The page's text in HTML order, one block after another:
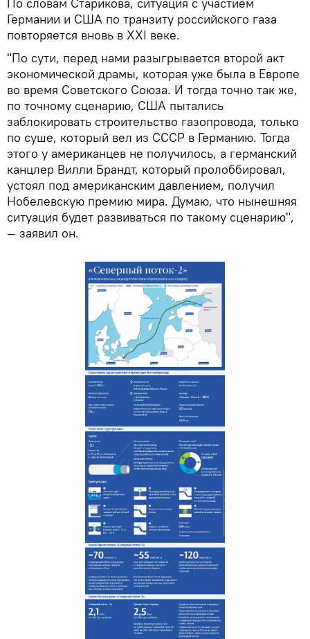
Германии и США по транзиту российского газа
повторяется вновь в XXI веке.
"По сути, перед нами разыгрывается второй акт
экономической драмы, которая уже была в Европе
во время Советского Союза. И тогда точно так же,
по точному сценарию, США пытались
заблокировать строительство газопровода, только
по суше, который вел из СССР в Германию. Тогда
этого у американцев не получилось, а германский
канцлер Вилли Брандт, который пролоббировал,
устоял под американским давлением, получил
Нобелевскую премию мира. Думаю, что нынешняя
ситуация будет развиваться по такому сценарию",
— заявил он.